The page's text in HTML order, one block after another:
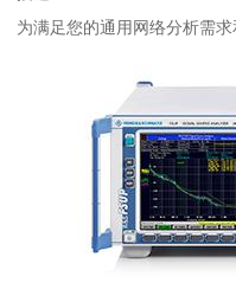
为满足您的通用网络分析需求